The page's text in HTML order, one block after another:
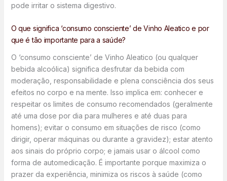
pode irritar o sistema digestivo.
O que significa ‘consumo consciente’ de Vinho Aleatico e por
que é tão importante para a saúde?
O ‘consumo consciente’ de Vinho Aleatico (ou qualquer
bebida alcoólica) significa desfrutar da bebida com
moderação, responsabilidade e plena consciência dos seus
efeitos no corpo e na mente. Isso implica em: conhecer e
respeitar os limites de consumo recomendados (geralmente
até uma dose por dia para mulheres e até duas para
homens); evitar o consumo em situações de risco (como
dirigir, operar máquinas ou durante a gravidez); estar atento
aos sinais do próprio corpo; e jamais usar o álcool como
forma de automedicação. É importante porque maximiza o
prazer da experiência, minimiza os riscos à saúde (como